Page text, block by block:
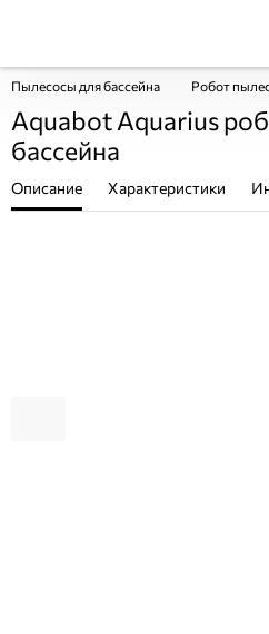
Пылесосы для бассейна Робот
Aquabot Aquarius
бассейна
Описание Характеристики